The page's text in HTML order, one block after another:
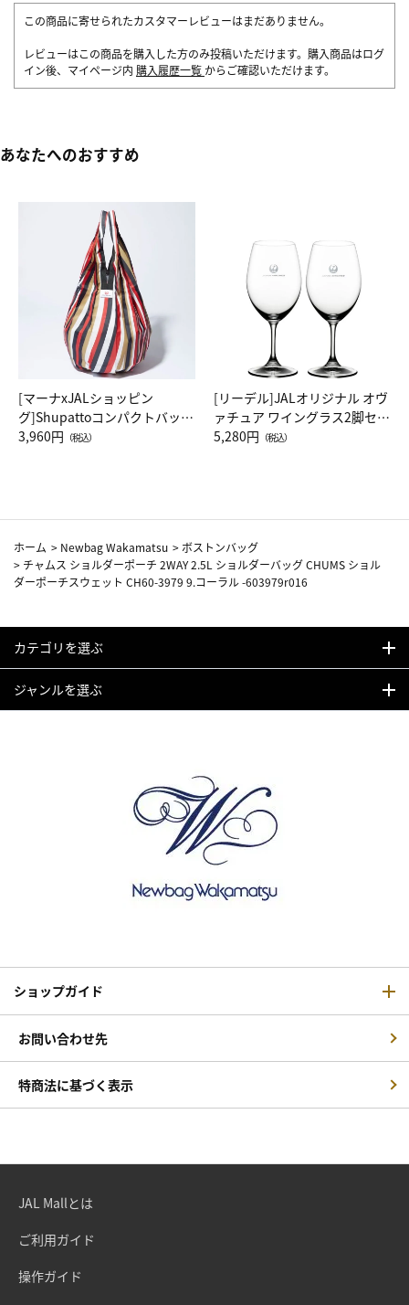
この商品に寄せられたカスタマーレビューはまだありません。
レビューはこの商品を購入した方のみ投稿いただけます。購入商品はログ
イン後、マイページ内 購入履歴一覧 からご確認いただけます。
あなたへのおすすめ
[マーナxJALショッピン
グ]Shupattoコンパクトバッグ
Drop JAL客室乗務員（LC）ス
3,960円 （税込）
[リーデル]JALオリジナル オヴ
ァチュア ワイングラス2脚セッ
ト（レッドワイン）
5,280円 （税込）
ホーム > Newbag Wakamatsu > ボストンバッグ
> チャムス ショルダーポーチ 2WAY 2.5L ショルダーバッグ CHUMS ショル
ダーポーチスウェット CH60-3979 9.コーラル -603979r016
カテゴリを選ぶ
ジャンルを選ぶ
ショップガイド
お問い合わせ先
特商法に基づく表示
JAL Mallとは
ご利用ガイド
操作ガイド